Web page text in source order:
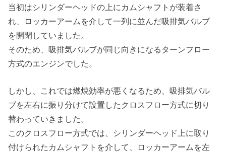
当初はシリンダーヘッドの上にカムシャフトが装着さ
れ、ロッカーアームを介して一列に並んだ吸排気バルブ
を開閉していました。
そのため、吸排気バルブが同じ向きになるターンフロー
方式のエンジンでした。
しかし、これでは燃焼効率が悪くなるため、吸排気バル
ブを左右に振り分けて設置したクロスフロー方式に切り
替わっていきました。
このクロスフロー方式では、シリンダーヘッド上に取り
付けられたカムシャフトを介して、ロッカーアームを左